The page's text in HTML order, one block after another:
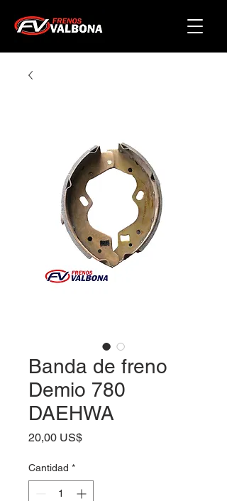
Banda de freno
Demio 780
DAEHWA
20,00 US$Precio
Cantidad *